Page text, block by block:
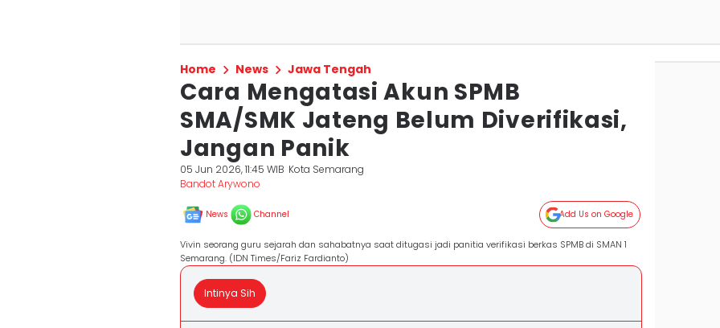
Home News Jawa Tengah
Cara Mengatasi Akun SPMB
SMA/SMK Jateng Belum Diverifikasi,
Jangan Panik
05 Jun 2026, 11:45 WIB Kota Semarang
Bandot Arywono
News Channel Add Us on Google
Vivin seorang guru sejarah dan sahabatnya saat ditugasi jadi panitia verifikasi berkas SPMB di SMAN 1
Semarang. (IDN Times/Fariz Fardianto)
Intinya Sih